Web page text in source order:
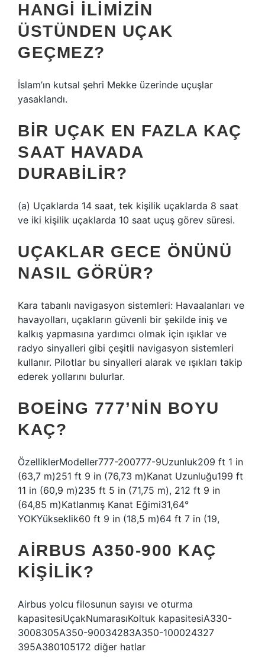
HANGI ILIMIZIN
ÜSTÜNDEN UÇAK
GEÇMEZ?
İslam’ın kutsal şehri Mekke üzerinde uçuşlar
yasaklandı.
BIR UÇAK EN FAZLA KAÇ
SAAT HAVADA
DURABILIR?
(a) Uçaklarda 14 saat, tek kişilik uçaklarda 8 saat
ve iki kişilik uçaklarda 10 saat uçuş görev süresi.
UÇAKLAR GECE ÖNÜNÜ
NASIL GÖRÜR?
Kara tabanlı navigasyon sistemleri: Havaalanları ve
havayolları, uçakların güvenli bir şekilde iniş ve
kalkış yapmasına yardımcı olmak için ışıklar ve
radyo sinyalleri gibi çeşitli navigasyon sistemleri
kullanır. Pilotlar bu sinyalleri alarak ve ışıkları takip
ederek yollarını bulurlar.
BOEING 777’NIN BOYU
KAÇ?
ÖzelliklerModeller777-200777-9Uzunluk209 ft 1 in
(63,7 m)251 ft 9 in (76,73 m)Kanat Uzunluğu199 ft
11 in (60,9 m)235 ft 5 in (71,75 m), 212 ft 9 in
(64,85 m)Katlanmış Kanat Eğimi31,64°
YOKYükseklik60 ft 9 in (18,5 m)64 ft 7 in (19,
AIRBUS A350-900 KAÇ
KIŞILIK?
Airbus yolcu filosunun sayısı ve oturma
kapasitesiUçakNumarasıKoltuk kapasitesiA330-
3008305A350-90034283A350-100024327
395A380105172 diğer hatlar